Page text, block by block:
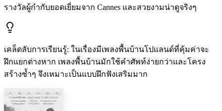
รางวัลผู้กำกับยอดเยี่ยมจาก Cannes และสวยงามน่าดูจริงๆ
เคล็ดลับการเรียนรู้: ในเรื่องมีเพลงพื้นบ้านโปแลนด์ที่คุ้มค่าจะ
ฝึกแยกต่างหาก เพลงพื้นบ้านมักใช้คำศัพท์ง่ายกว่าและโครง
สร้างซ้ำๆ จึงเหมาะเป็นแบบฝึกฟังเสริมมาก